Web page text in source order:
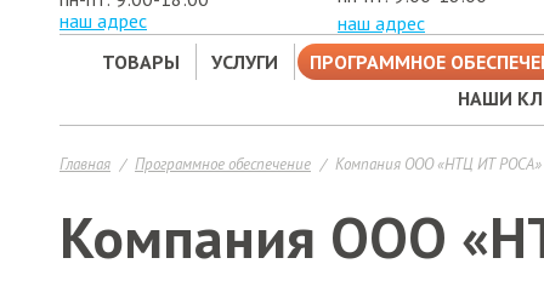
наш адрес
наш адрес
ТОВАРЫ
УСЛУГИ
ПРОГРАММНОЕ
НАШИ
Главная Программное обеспечение Компания ООО «НТЦ ИТ РОСА»
Компания ООО